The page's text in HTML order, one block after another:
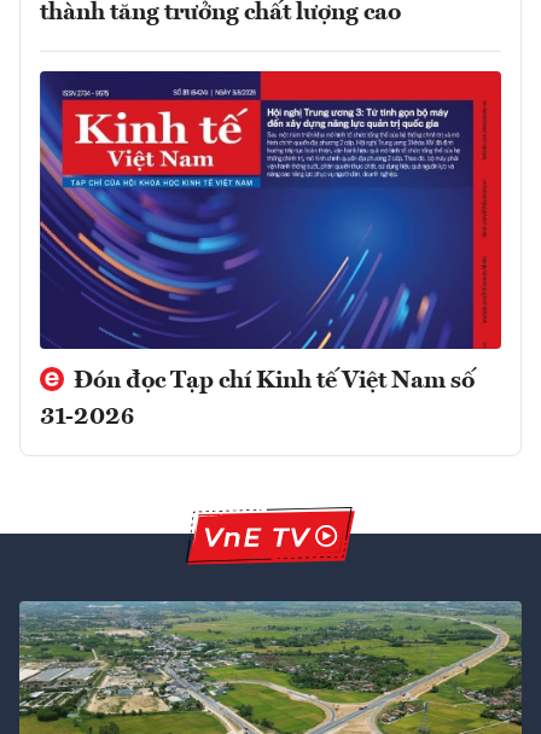
thành tăng trưởng chất lượng cao
Đón đọc Tạp chí Kinh tế Việt Nam số
31-2026